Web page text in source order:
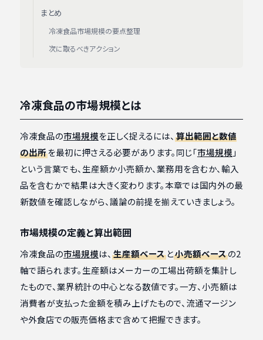
冷凍食品の市場規模とは
冷凍食品の市場規模を正しく捉えるには、 算出範囲と数値
の出所を最初に押さえる必要があります。同じ「市場規模 」
という言葉でも、生産額か小売額か、業務用を含むか、輸入
品を含むかで結果は大きく変わります。本章では国内外の最
新数値を確認しながら、議論の前提を揃えていきましょう。
市場規模の定義と算出範囲
冷凍食品の市場規模は、 生産額ベースと小売額ベースの2
軸で語られます。生産額はメーカーの工場出荷額を集計し
たもので、業界統計の中心となる数値です。一方、小売額は
消費者が支払った金額を積み上げたもので、流通マージン
や外食店での販売価格まで含めて把握できます。
まとめ
冷凍食品市場規模の要点整理
次に取るべきアクション